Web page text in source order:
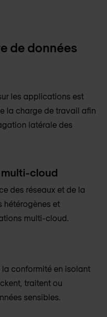
de données
les applications est
la charge de travail afin
latérale des
multi-cloud
des réseaux et de la
hétérogènes et
multi-cloud.
la conformité en isolant
traitent ou
sensibles.